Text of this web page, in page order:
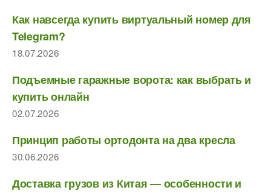
Как навсегда купить виртуальный номер для
Telegram?
18.07.2026
Подъемные гаражные ворота: как выбрать и
купить онлайн
02.07.2026
Принцип работы ортодонта на два кресла
30.06.2026
Доставка грузов из Китая — особенности и